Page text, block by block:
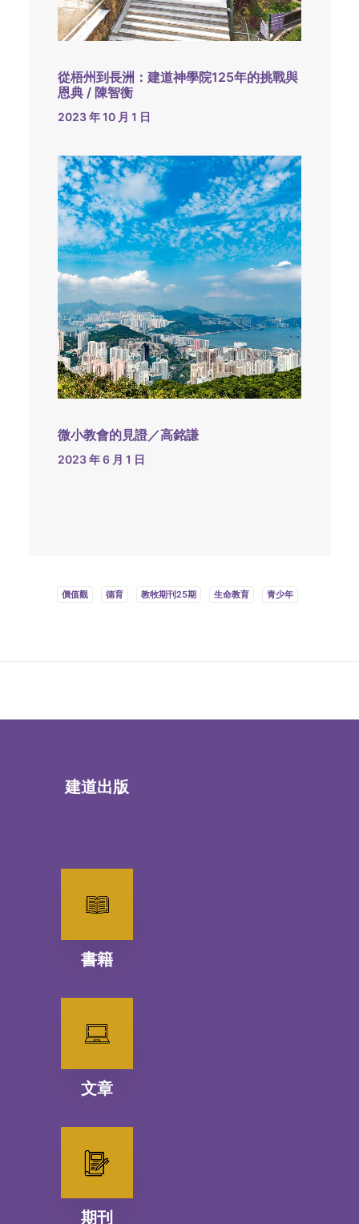
從梧州到長洲：建道神學院125年的挑戰與
恩典 / 陳智衡
2023 年 10 月 1 日
微小教會的見證／高銘謙
2023 年 6 月 1 日
價值觀 德育 教牧期刊25期 生命教育 青少年
建道出版
書籍
文章
期刊